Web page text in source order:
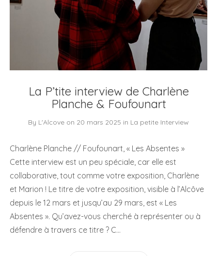
La P’tite interview de Charlène
Planche & Foufounart
By L'Alcove on 20 mars 2025 in La petite Interview
Charlène Planche // Foufounart, « Les Absentes »
Cette interview est un peu spéciale, car elle est
collaborative, tout comme votre exposition, Charlène
et Marion ! Le titre de votre exposition, visible à l’Alcôve
depuis le 12 mars et jusqu’au 29 mars, est « Les
Absentes ». Qu’avez-vous cherché à représenter ou à
défendre à travers ce titre ? C…